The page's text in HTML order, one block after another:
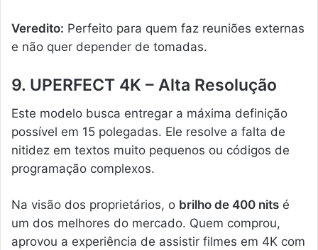
Veredito: Perfeito para quem faz reuniões externas
e não quer depender de tomadas.
9. UPERFECT 4K – Alta Resolução
Este modelo busca entregar a máxima definição
possível em 15 polegadas. Ele resolve a falta de
nitidez em textos muito pequenos ou códigos de
programação complexos.
Na visão dos proprietários, o brilho de 400 nits é
um dos melhores do mercado. Quem comprou,
aprovou a experiência de assistir filmes em 4K com